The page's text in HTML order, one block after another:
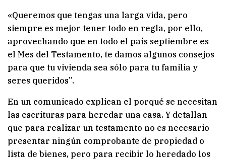
«Queremos que tengas una larga vida, pero
siempre es mejor tener todo en regla, por ello,
aprovechando que en todo el país septiembre es
el Mes del Testamento, te damos algunos consejos
para que tu vivienda sea sólo para tu familia y
seres queridos”.
En un comunicado explican el porqué se necesitan
las escrituras para heredar una casa. Y detallan
que para realizar un testamento no es necesario
presentar ningún comprobante de propiedad o
lista de bienes, pero para recibir lo heredado los